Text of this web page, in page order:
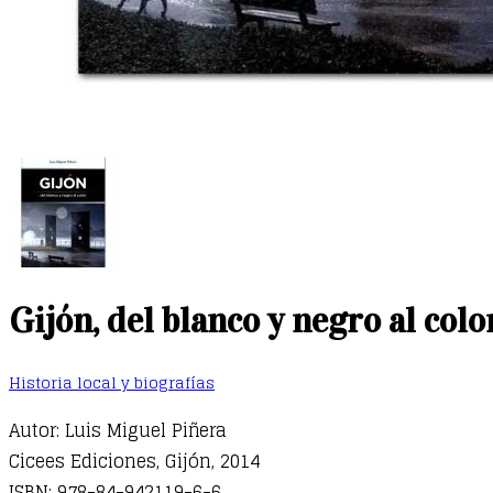
Gijón, del blanco y negro al
Historia local y biografías
Autor: Luis Miguel Piñera
Cicees Ediciones, Gijón, 2014